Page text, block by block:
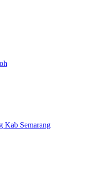
Kab Semarang